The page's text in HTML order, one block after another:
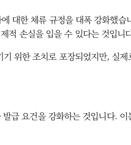
대한 체류 규정을 대폭 강화했
적 손실을 입을 수 있다는 것입니
한 조치로 포장되었지만, 실
급 요건을 강화하는 것입니다.